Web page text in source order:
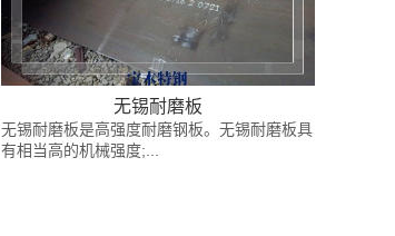
无锡耐磨板
无锡耐磨板是高强度耐磨钢板。无锡耐磨板具
有相当高的机械强度;...